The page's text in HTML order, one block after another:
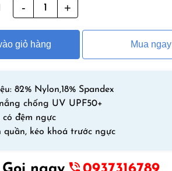
Bơi
Liền
Dài
Tay
Sbart
8016
Hồng
Trắng
giỏ hàng Mua ngay
82% Nylon,18% Spandex
nắng chống UV UPF50+
có đệm ngực
quần, kéo khoá trước ngực